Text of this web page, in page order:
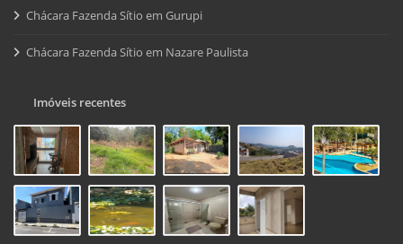
Chácara Fazenda Sítio em Gurupi
Chácara Fazenda Sítio em Nazare Paulista
Imóveis recentes